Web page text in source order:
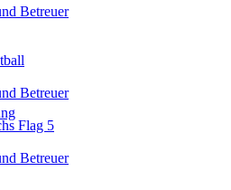
Betreuer
Betreuer
Flag 5
Betreuer